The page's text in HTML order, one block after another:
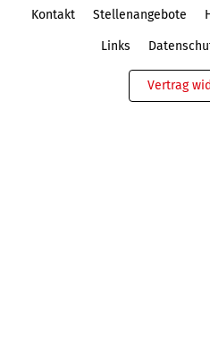
Kontakt Stellenangebote
Links
Vertrag